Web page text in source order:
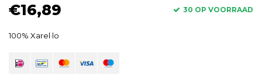
€16,89 30 OP VOORRAAD
100% Xarel·lo